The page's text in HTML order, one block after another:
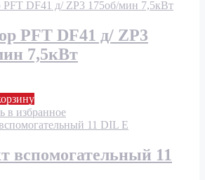
PFT DF41 д/ ZP3
7,5кВт
в избранное
вспомогательный 11